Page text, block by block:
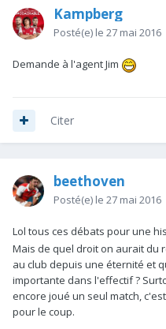
Kampberg
Posté(e) le 27 mai 2016
Demande à l'agent Jim
Citer
beethoven
Posté(e) le 27 mai 2016
Lol tous ces débats pour une
Mais de quel droit on aurait du
au club depuis une éternité et
importante dans l'effectif ?
encore joué un seul match,
pour le coup.